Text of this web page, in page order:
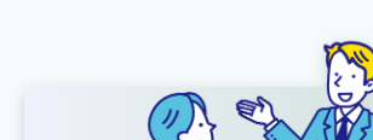
インタビュー
コロナ対策
ショコ
ベーカリー 工場 専門学生
海
ワークライフバランス
生菓子 アシェット